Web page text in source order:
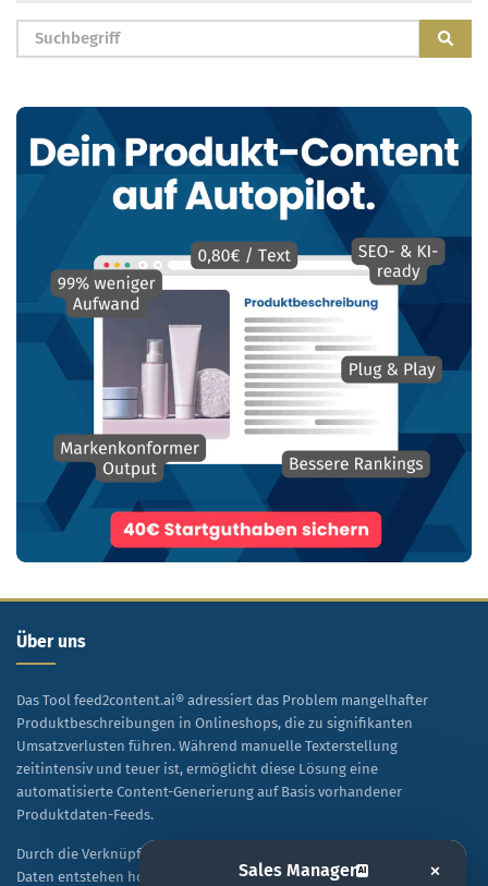
Über uns
Das Tool feed2content.ai® adressiert das Problem mangelhafter
Produktbeschreibungen in Onlineshops, die zu signifikanten
Umsatzverlusten führen. Während manuelle Texterstellung
zeitintensiv und teuer ist, ermöglicht diese Lösung eine
automatisierte Content-Generierung auf Basis vorhandener
Produktdaten-Feeds.
Durch die Verknüpfung von KI-Technologie mit spezifischen Shop-
Daten entstehen hochwertige, SEO-optimierte Texte, die sowohl die
Sales Manager AI ×